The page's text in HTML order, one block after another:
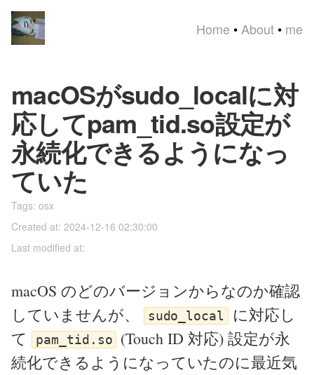
Home • About • me
macOSがsudo_localに対
応してpam_tid.so設定が
永続化できるようになっ
ていた
Tags: osx
Created at: 2024-12-16 02:30:00
Last modified at:
macOS のどのバージョンからなのか確認
していませんが、
sudo_local
に対応し
て
pam_tid.so
(Touch ID 対応) 設定が永
続化できるようになっていたのに最近気